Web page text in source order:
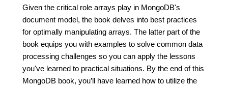
Given the critical role arrays play in MongoDB's
document model, the book delves into best practices
for optimally manipulating arrays. The latter part of the
book equips you with examples to solve common data
processing challenges so you can apply the lessons
you've learned to practical situations. By the end of this
MongoDB book, you’ll have learned how to utilize the